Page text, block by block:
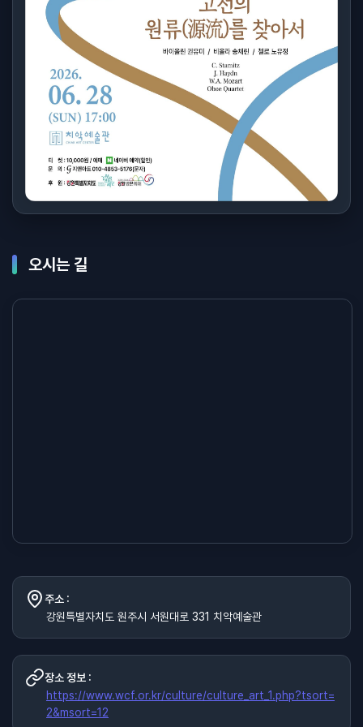
오시는 길
주소 :
강원특별자치도 원주시 서원대로 331 치악예술관
장소 정보 :
https://www.wcf.or.kr/culture/culture_art_1.php?tsort=
2&msort=12